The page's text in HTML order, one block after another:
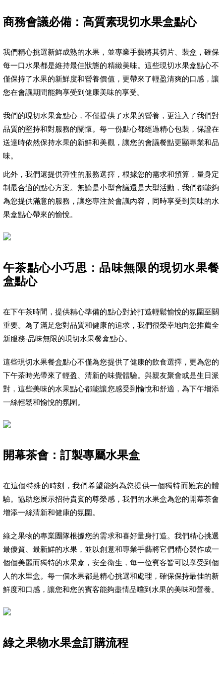
商務會議必備：高質素現切水果盒點心
我們精心挑選新鮮成熟的水果，並專業手藝將其切片、裝盒，確保
每一口水果都是維持最佳狀態的精緻美味。這些現切水果盒點心不
僅保持了水果的新鮮度和營養價值，更帶來了輕盈清爽的口感，讓
您在會議期間能夠享受到健康美味的享受。
我們的現切水果盒點心，不僅提供了水果的營養，更注入了我們對
品質的堅持和對服務的關懷。每一份點心都經過精心包裝，保證在
送達時依然保持水果的新鮮和美觀，讓您的會議餐點更顯專業和品
味。
此外，我們還提供彈性的服務選擇，根據您的需求和預算，量身定
制最合適的點心方案。無論是小型會議還是大型活動，我們都能夠
為您提供滿意的服務，讓您專注於會議內容，同時享受到美味的水
果盒點心帶來的愉悅。
午茶點心小巧思：品味無限的現切水果餐
盒點心
在下午茶時間，提供精心準備的點心對於打造輕鬆愉悅的氛圍至關
重要。為了滿足您對品質和健康的追求，我們很榮幸地向您推薦全
新服務-品味無限的現切水果餐盒點心。
這些現切水果餐盒點心不僅為您提供了健康的飲食選擇，更為您的
下午茶時光帶來了輕盈、清新的味覺體驗。與親友聚會或是生日派
對，這些美味的水果點心都能讓您感受到愉悅和舒適，為下午增添
一絲輕鬆和愉悅的氛圍。
開幕茶會：訂製專屬水果盒
在這個特殊的時刻，我們希望能夠為您提供一個獨特而難忘的體
驗。協助您展示招待貴賓的尊榮感，我們的水果盒為您的開幕茶會
增添一絲清新和健康的氛圍。
綠之果物的專業團隊根據您的需求和喜好量身打造。我們精心挑選
最優質、最新鮮的水果，並以創意和專業手藝將它們精心製作成一
個個美麗而獨特的水果盒，安全衛生，每一位賓客皆可以享受到個
人的水里盒。每一個水果都是精心挑選和處理，確保保持最佳的新
鮮度和口感，讓您和您的賓客能夠盡情品嚐到水果的美味和營養。
綠之果物水果盒訂購流程